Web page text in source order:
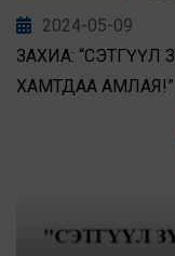
2024-05-09
ЗАХИА: “СЭТГҮҮЛ
ХАМТДАА АМЛАЯ!”